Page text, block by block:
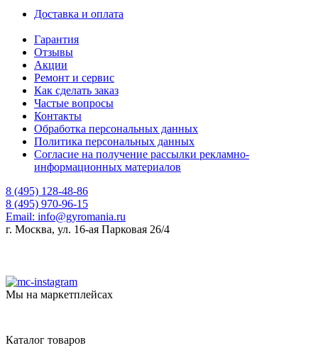
Доставка и оплата
Гарантия
Отзывы
Акции
Ремонт и сервис
Как сделать заказ
Частые вопросы
Контакты
Обработка персональных данных
Политика персональных данных
Согласие на получение рассылки рекламно-
информационных материалов
8 (495) 128-48-86
8 (495) 970-96-15
Email: info@gyromania.ru
г. Москва, ул. 16-ая Парковая 26/4
Мы на маркетплейсах
Каталог товаров